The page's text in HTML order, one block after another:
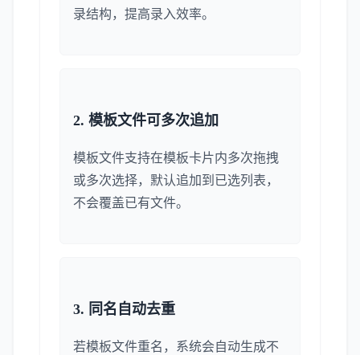
录结构，提高录入效率。
2. 模板文件可多次追加
模板文件支持在模板卡片内多次拖拽
或多次选择，默认追加到已选列表，
不会覆盖已有文件。
3. 同名自动去重
若模板文件重名，系统会自动生成不